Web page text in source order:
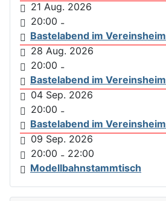
21 Aug. 2026
20:00 -
Bastelabend im Vereinsheim
28 Aug. 2026
20:00 -
Bastelabend im Vereinsheim
04 Sep. 2026
20:00 -
Bastelabend im Vereinsheim
09 Sep. 2026
20:00 - 22:00
Modellbahnstammtisch